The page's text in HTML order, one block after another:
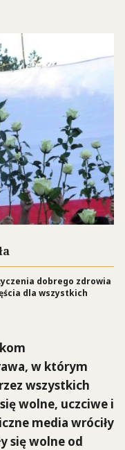
dobrego zdrowia
dla wszystkich
w którym
wszystkich
wolne, uczciwe i
media wróciły
się wolne od